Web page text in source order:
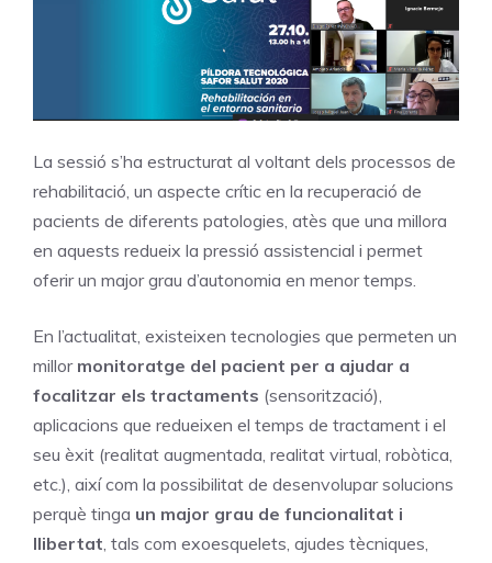
La sessió s’ha estructurat al voltant dels processos de
rehabilitació, un aspecte crític en la recuperació de
pacients de diferents patologies, atès que una millora
en aquests redueix la pressió assistencial i permet
oferir un major grau d’autonomia en menor temps.
En l’actualitat, existeixen tecnologies que permeten un
millor monitoratge del pacient per a ajudar a
focalitzar els tractaments (sensorització),
aplicacions que redueixen el temps de tractament i el
seu èxit (realitat augmentada, realitat virtual, robòtica,
etc.), així com la possibilitat de desenvolupar solucions
perquè tinga un major grau de funcionalitat i
llibertat, tals com exoesquelets, ajudes tècniques,